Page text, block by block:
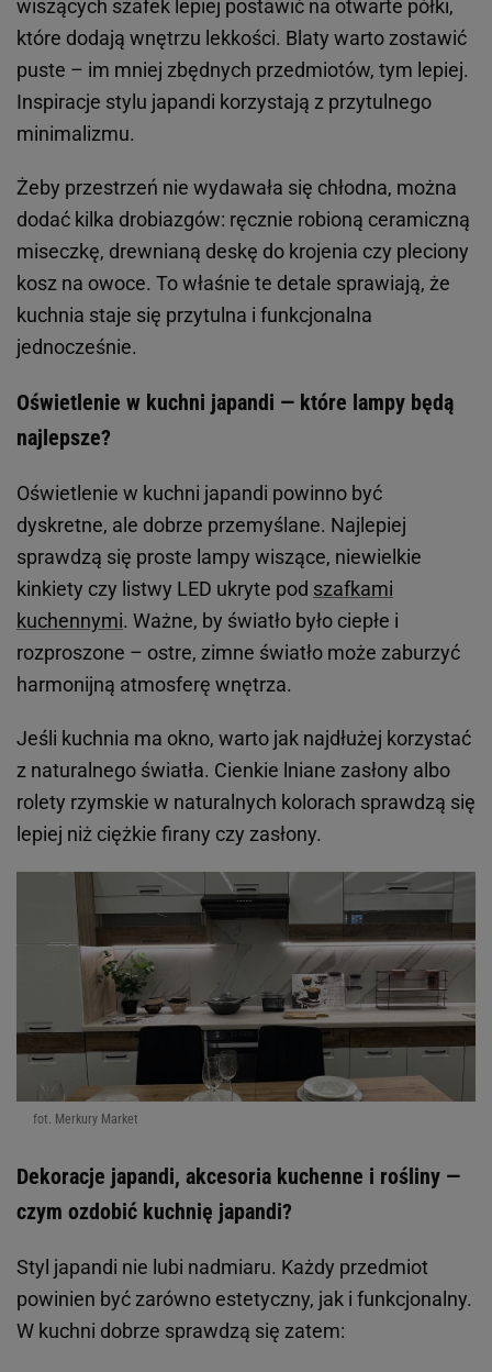
wiszących szafek lepiej postawić na otwarte półki,
które dodają wnętrzu lekkości. Blaty warto zostawić
puste – im mniej zbędnych przedmiotów, tym lepiej.
Inspiracje stylu japandi korzystają z przytulnego
minimalizmu.
Żeby przestrzeń nie wydawała się chłodna, można
dodać kilka drobiazgów: ręcznie robioną ceramiczną
miseczkę, drewnianą deskę do krojenia czy pleciony
kosz na owoce. To właśnie te detale sprawiają, że
kuchnia staje się przytulna i funkcjonalna
jednocześnie.
Oświetlenie w kuchni japandi — które lampy będą
najlepsze?
Oświetlenie w kuchni japandi powinno być
dyskretne, ale dobrze przemyślane. Najlepiej
sprawdzą się proste lampy wiszące, niewielkie
kinkiety czy listwy LED ukryte pod szafkami
kuchennymi. Ważne, by światło było ciepłe i
rozproszone – ostre, zimne światło może zaburzyć
harmonijną atmosferę wnętrza.
Jeśli kuchnia ma okno, warto jak najdłużej korzystać
z naturalnego światła. Cienkie lniane zasłony albo
rolety rzymskie w naturalnych kolorach sprawdzą się
lepiej niż ciężkie firany czy zasłony.
fot. Merkury Market
Dekoracje japandi, akcesoria kuchenne i rośliny —
czym ozdobić kuchnię japandi?
Styl japandi nie lubi nadmiaru. Każdy przedmiot
powinien być zarówno estetyczny, jak i funkcjonalny.
W kuchni dobrze sprawdzą się zatem: